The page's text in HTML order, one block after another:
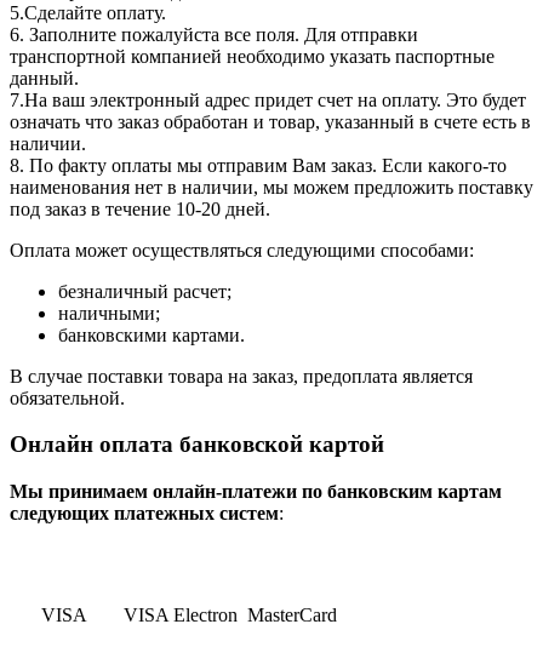
5.Сделайте оплату.
6. Заполните пожалуйста все поля. Для отправки
транспортной компанией необходимо указать паспортные
данный.
7.На ваш электронный адрес придет счет на оплату. Это будет
означать что заказ обработан и товар, указанный в счете есть в
наличии.
8. По факту оплаты мы отправим Вам заказ. Если какого-то
наименования нет в наличии, мы можем предложить поставку
под заказ в течение 10-20 дней.
Оплата может осуществляться следующими способами:
безналичный расчет;
наличными;
банковскими картами.
В случае поставки товара на заказ, предоплата является
обязательной.
Онлайн оплата банковской картой
Мы принимаем онлайн-платежи по банковским картам
cледующих платежных систем:
VISA VISA Electron MasterCard